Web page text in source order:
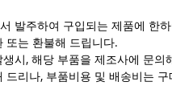
발주하여 구입되는 제품에 한
또는 환불해 드립니다.
시, 해당 부품을 제조사에 문의
드리나, 부품비용 및 배송비는